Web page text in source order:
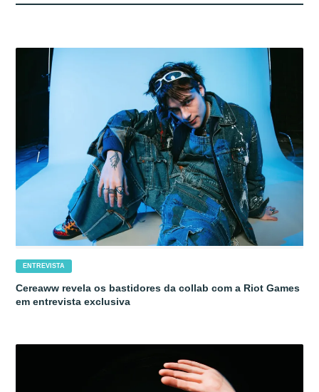
ENTREVISTA
Cereaww revela os bastidores da collab com a Riot Games
em entrevista exclusiva